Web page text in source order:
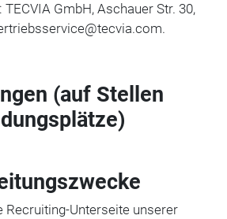
GmbH, Aschauer Str. 30,
(auf Stellen
Recruiting-Unterseite unserer